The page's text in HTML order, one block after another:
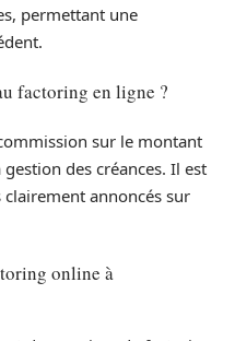
permettant une
factoring en ligne ?
sur le montant
des créances. Il est
annoncés sur
online à